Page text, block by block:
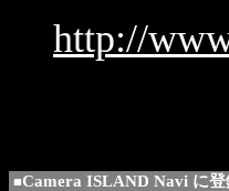
http://
■Camera ISLAND Navi に